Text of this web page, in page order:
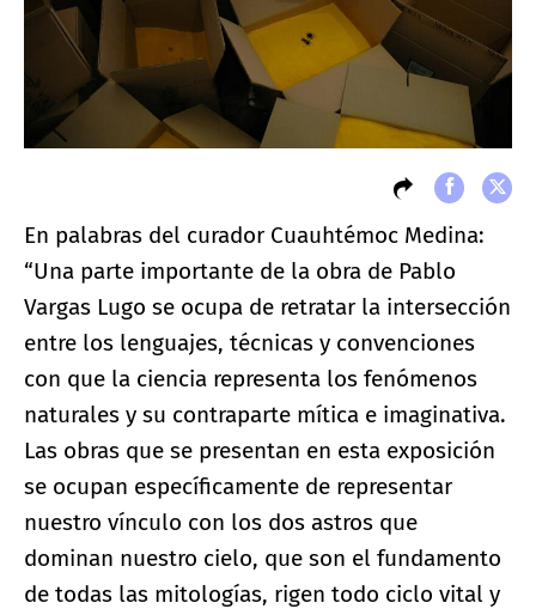
En palabras del curador Cuauhtémoc Medina:
“Una parte importante de la obra de Pablo
Vargas Lugo se ocupa de retratar la intersección
entre los lenguajes, técnicas y convenciones
con que la ciencia representa los fenómenos
naturales y su contraparte mítica e imaginativa.
Las obras que se presentan en esta exposición
se ocupan específicamente de representar
nuestro vínculo con los dos astros que
dominan nuestro cielo, que son el fundamento
de todas las mitologías, rigen todo ciclo vital y